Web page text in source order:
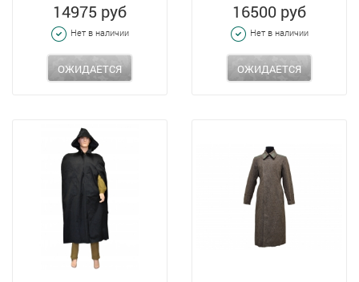
14975 руб
Нет в наличии
ОЖИДАЕТСЯ
16500 руб
Нет в наличии
ОЖИДАЕТСЯ